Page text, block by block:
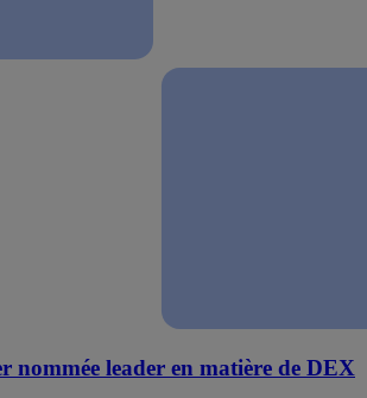
nommée leader en matière de DEX